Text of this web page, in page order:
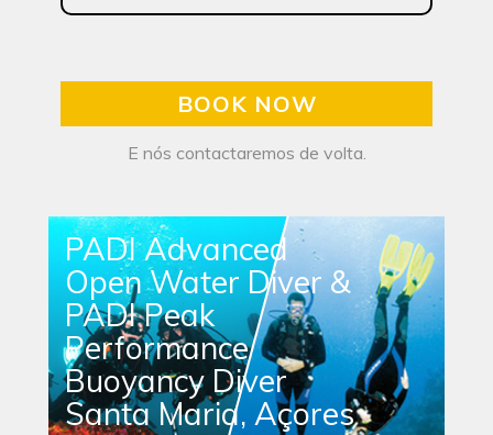
BOOK NOW
E nós contactaremos de volta.
PADI Advanced
Open Water Diver &
PADI Peak
Performance
Buoyancy Diver
Santa Maria, Açores